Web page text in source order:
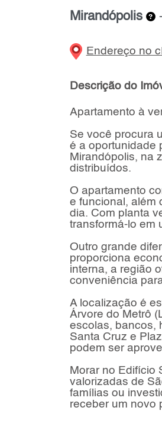
Mirandópolis
Endereço no
Descrição do
Apartamento à
Se você procura
é a oportunidade
Mirandópolis, na
distribuídos.
O apartamento
e funcional, além
dia. Com planta
transformá-lo em
Outro grande
proporciona
interna, a região
conveniência
A localização é
Árvore do Metrô
escolas, bancos,
Santa Cruz e
podem ser
Morar no Edifício
valorizadas de
famílias ou
receber um novo